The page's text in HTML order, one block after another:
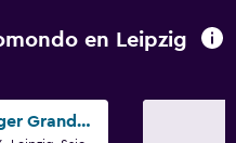
en Leipzig
Steigenberger Grandhotel Handelshof Leipzig